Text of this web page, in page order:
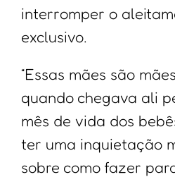
interromper o
exclusivo.
“Essas mães são
quando chegava ali
mês de vida dos
ter uma inquietação
sobre como fazer